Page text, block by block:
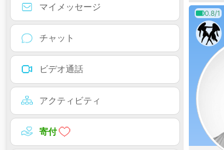
マイメッセージ
チャット
ビデオ通話
アクティビティ
寄付
0.8/1